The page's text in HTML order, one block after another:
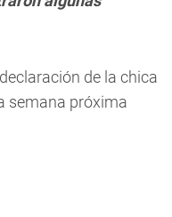
de la chica
semana próxima